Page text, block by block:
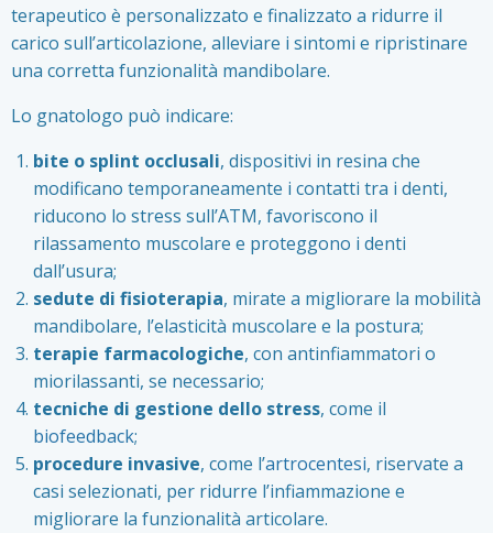
terapeutico è personalizzato e finalizzato a ridurre il
carico sull’articolazione, alleviare i sintomi e ripristinare
una corretta funzionalità mandibolare.
Lo gnatologo può indicare:
bite o splint occlusali, dispositivi in resina che
modificano temporaneamente i contatti tra i denti,
riducono lo stress sull’ATM, favoriscono il
rilassamento muscolare e proteggono i denti
dall’usura;
sedute di fisioterapia, mirate a migliorare la mobilità
mandibolare, l’elasticità muscolare e la postura;
terapie farmacologiche, con antinfiammatori o
miorilassanti, se necessario;
tecniche di gestione dello stress, come il
biofeedback;
procedure invasive, come l’artrocentesi, riservate a
casi selezionati, per ridurre l’infiammazione e
migliorare la funzionalità articolare.